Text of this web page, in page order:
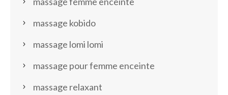
massage kobido
massage lomi lomi
massage pour femme enceinte
massage relaxant